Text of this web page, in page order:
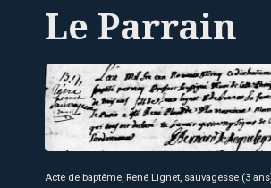
Le Parrain
Acte de baptême, René Lignet, sauvagesse (3